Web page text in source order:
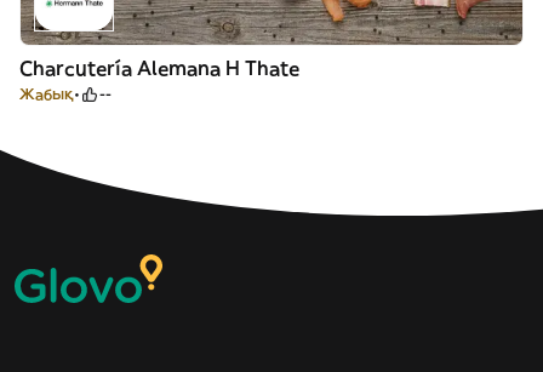
Charcutería Alemana H Thate
Жабық --